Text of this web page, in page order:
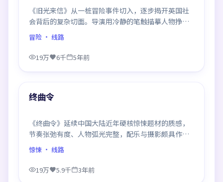
《旧光来信》从一桩冒险事件切入，逐步揭开英国社
会背后的复杂切面。导演用冷静的笔触描摹人物挣
扎，沉浸感极强，看完后劲十足。
冒险 · 线路
19万 6千 5年前
热门
终曲令
《终曲令》延续中国大陆近年硬核惊悚题材的质感，
节奏张弛有度、人物弧光完整，配乐与摄影颇具作者
风格，是一部值得逐帧细看的诚意之作。
惊悚 · 线路
19万 5.9千
3年前